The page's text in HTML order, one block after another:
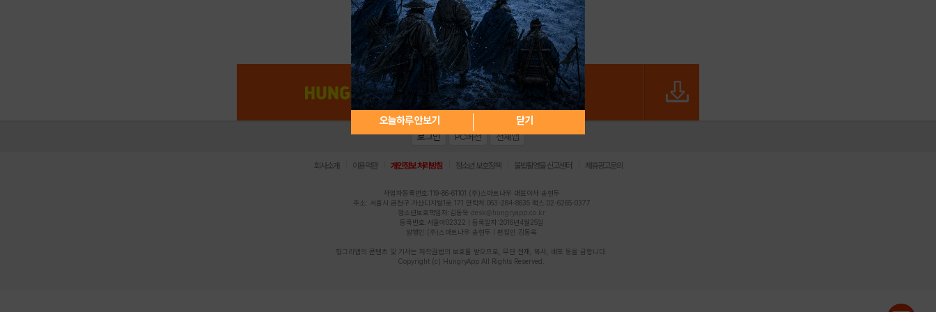
아이디 / 비밀번호 찾기 회원가입
오늘하루 안보기 닫기
로그인 PC버전 전체앱
회사소개 이용약관 개인정보 처리방침 청소년 보호정책 불법촬영물 신고센터 제휴광고문의
사업자등록번호:119-86-61101 (주)스마트나우 대표이사:송현두
주소: 서울시 금천구 가산디지털1로 171 연락처:063-284-8635 팩스:02-6265-0377
청소년보호책임자:김동욱 desk@hungryapp.co.kr
등록번호:서울아02322 | 등록일자:2016년4월25일
발행인:(주)스마트나우 송현두 | 편집인:김동욱
헝그리앱의 콘텐츠 및 기사는 저작권법의 보호를 받으므로, 무단 전재, 복사, 배포 등을 금합니다.
Copyright (c) HungryApp All Rights Reserved.